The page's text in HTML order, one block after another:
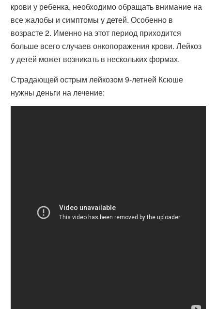
крови у ребенка, необходимо обращать внимание на
все жалобы и симптомы у детей. Особенно в
возрасте 2. Именно на этот период приходится
больше всего случаев онкопоражения крови. Лейкоз
у детей может возникать в нескольких формах.
Страдающей острым лейкозом 9-летней Ксюше
нужны деньги на лечение: